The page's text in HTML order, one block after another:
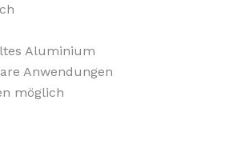
Aluminium
Anwendungen
möglich